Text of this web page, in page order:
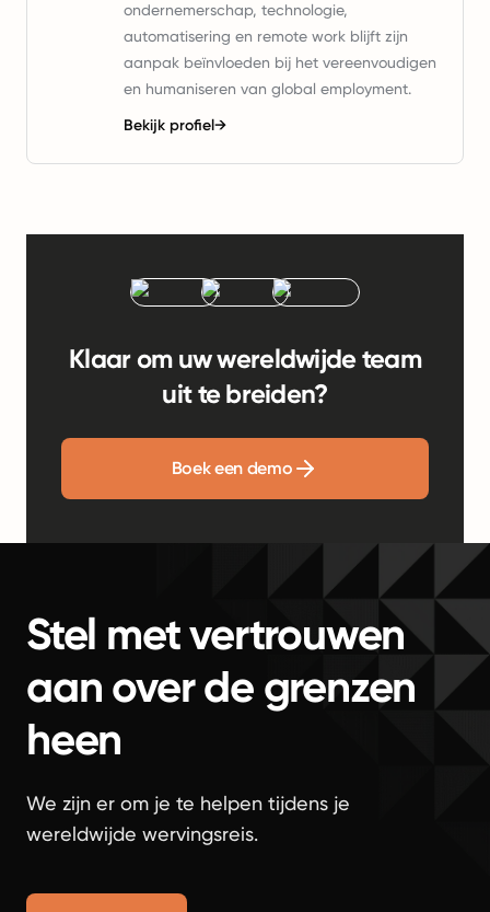
ondernemerschap, technologie,
automatisering en remote work blijft zijn
aanpak beïnvloeden bij het vereenvoudigen
en humaniseren van global employment.
Bekijk profiel→
Klaar om uw wereldwijde team
uit te breiden?
Boek een demo
Stel met vertrouwen
aan over de grenzen
heen
We zijn er om je te helpen tijdens je
wereldwijde wervingsreis.